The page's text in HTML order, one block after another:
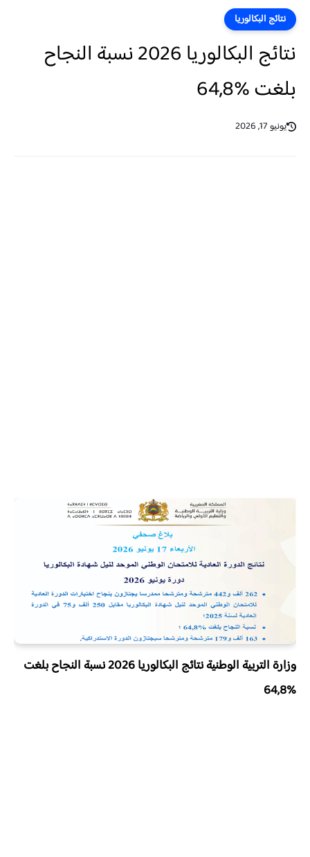
نتائج البكالوريا
نتائج البكالوريا 2026 نسبة النجاح
بلغت %64,8
يونيو 17, 2026
وزارة التربية الوطنية نتائج البكالوريا 2026 نسبة النجاح بلغت
%64,8